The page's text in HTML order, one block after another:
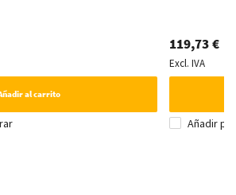
al carrito
119,73 €
Excl. IVA
Añadir